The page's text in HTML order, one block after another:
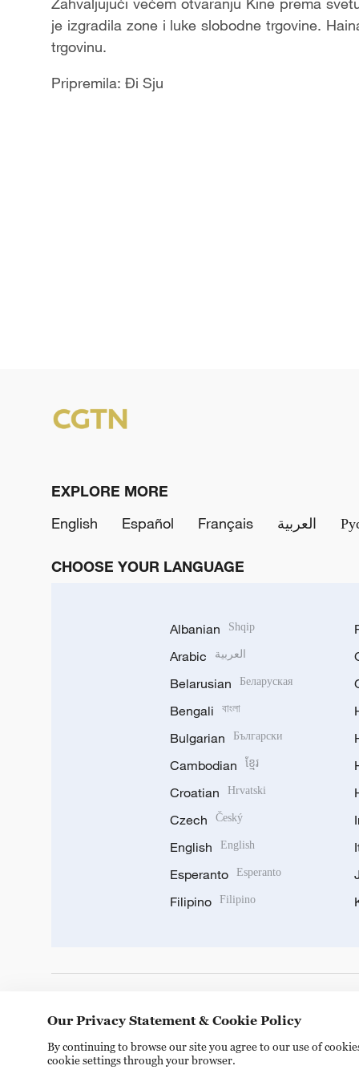
je izgradila zone i luke slobodne trgovine.
trgovinu.
Pripremila: Đi Sju
EXPLORE MORE
English
Español Français العربية
CHOOSE YOUR LANGUAGE
Albanian Shqip
Arabic العربية
Belarusian Беларуская
Bengali বাংলা
Bulgarian Български
Cambodian ខ្មែរ
Croatian Hrvatski
Czech Český
English English
Esperanto Esperanto
Filipino Filipino
Our Privacy Statement & Cookie Policy
By continuing to browse our site you agree to our use of
cookie settings through your browser.